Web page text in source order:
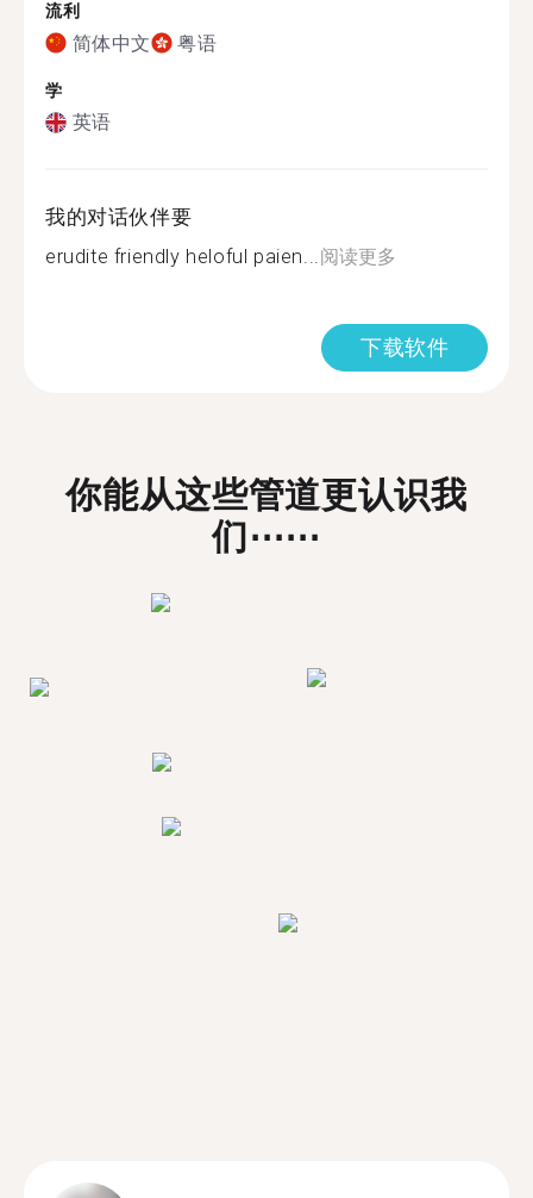
流利
简体中文 粤语
学
英语
我的对话伙伴要
erudite friendly heloful paien...阅读更多
下载软件
你能从这些管道更认识我
们⋯⋯